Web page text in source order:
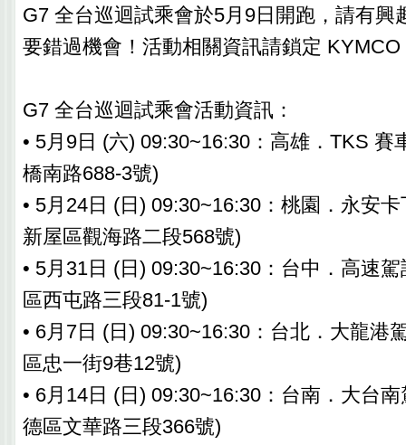
G7 全台巡迴試乘會於5月9日開跑，請有興
要錯過機會！活動相關資訊請鎖定
G7 全台巡迴試乘會活動資訊：
• 5月9日 (六) 09:30~16:30：高雄．TKS 賽
橋南路688-3號)
• 5月24日 (日) 09:30~16:30：桃園．永安
新屋區觀海路二段568號)
• 5月31日 (日) 09:30~16:30：台中．高速
區西屯路三段81-1號)
• 6月7日 (日) 09:30~16:30：台北．大龍港
區忠一街9巷12號)
• 6月14日 (日) 09:30~16:30：台南．大台
德區文華路三段366號)